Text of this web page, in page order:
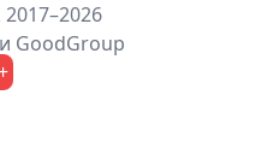
и GoodGroup